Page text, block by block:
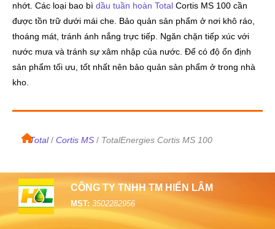
nhớt. Các loại bao bì dầu tuần hoàn Total Cortis MS 100 cần
được tồn trữ dưới mái che. Bảo quản sản phẩm ở nơi khô ráo,
thoáng mát, tránh ánh nắng trực tiếp. Ngăn chặn tiếp xúc với
nước mưa và tránh sự xâm nhập của nước. Để có độ ổn định
sản phẩm tối ưu, tốt nhất nên bảo quản sản phẩm ở trong nhà
kho.
/ Total / Cortis MS / TotalEnergies Cortis MS 100
CÔNG TY TNHH TM HIỂN LÂM
MST: 3502282956